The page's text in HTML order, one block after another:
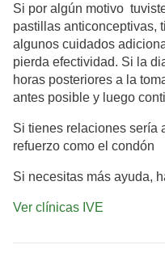
Si por algún motivo
pastillas anticonceptivas,
algunos cuidados
pierda efectividad. Si la
horas posteriores a la
antes posible y luego
Si tienes relaciones sería
refuerzo como el condón
Si necesitas más ayuda,
Ver clínicas IVE